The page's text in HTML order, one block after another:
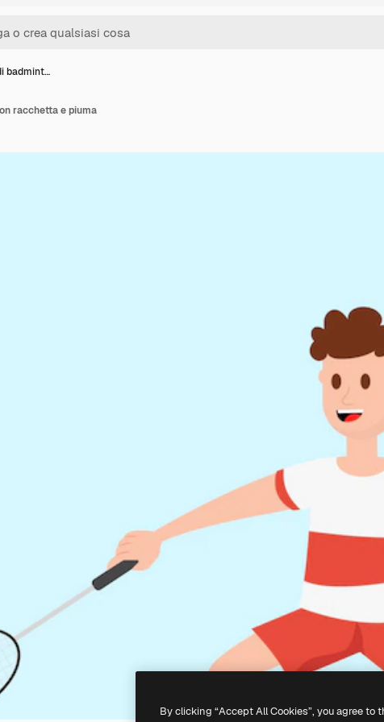
badmint…
racchetta e piuma
By clicking “Accept All Cookies”, you agree